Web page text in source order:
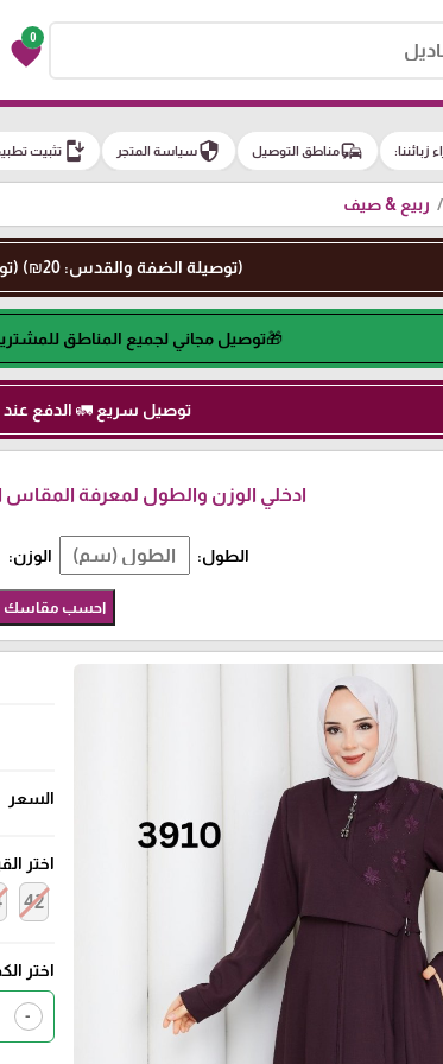
0
favorite
زبائننا: commuteمناطق التوصيل securityسياسة المتجر install_mobileتثبيت
ربيع & صيف
(توصيلة الضفة والقدس: 20₪) (توصيلة الداخل: 50₪)
🎁توصيل مجاني لجميع المناطق للمشتريات بـ500 شيكل او
توصيل سريع 🚛 الدفع عند
ادخلي الوزن والطول لمعرفة
الطول: الوزن:
احسب مقاسك
السعر
اختر
42
اختر
-